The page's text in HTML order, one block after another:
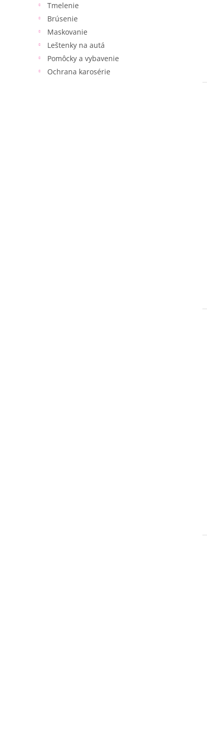
Tmelenie
Brúsenie
Maskovanie
Leštenky na autá
Pomôcky a vybavenie
Ochrana karosérie